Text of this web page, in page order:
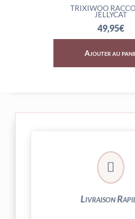
TRIXIWOO RACCOON -
JELLYCAT
49,95€
Ajouter au panier

Livraison
Votre commande est
24/48h et livrée par